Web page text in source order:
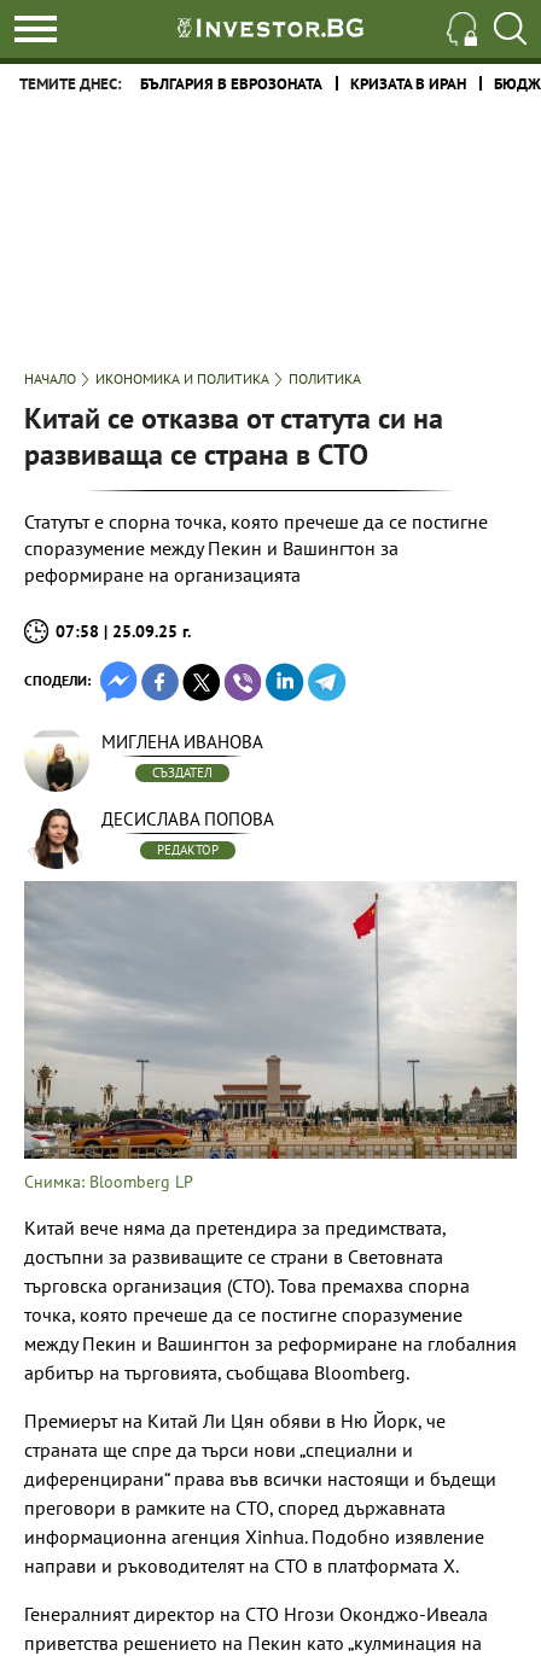
ТЕМИТЕ ДНЕС: БЪЛГАРИЯ В ЕВРОЗОНАТА КРИЗАТА В ИРАН
НАЧАЛО ИКОНОМИКА И ПОЛИТИКА ПОЛИТИКА
Китай се отказва от статута си на
развиваща се страна в СТО
Статутът е спорна точка, която пречеше да се постигне
споразумение между Пекин и Вашингтон за
реформиране на организацията
07:58 | 25.09.25 г.
СПОДЕЛИ:
МИГЛЕНА ИВАНОВА
СЪЗДАТЕЛ
ДЕСИСЛАВА ПОПОВА
РЕДАКТОР
Снимка: Bloomberg LP
Китай вече няма да претендира за предимствата,
достъпни за развиващите се страни в Световната
търговска организация (СТО). Това премахва спорна
точка, която пречеше да се постигне споразумение
между Пекин и Вашингтон за реформиране на глобалния
арбитър на търговията, съобщава Bloomberg.
Премиерът на Китай Ли Цян обяви в Ню Йорк, че
страната ще спре да търси нови „специални и
диференцирани“ права във всички настоящи и бъдещи
преговори в рамките на СТО, според държавната
информационна агенция Xinhua. Подобно изявление
направи и ръководителят на СТО в платформата X.
Генералният директор на СТО Нгози Оконджо-Ивеала
приветства решението на Пекин като „кулминация на